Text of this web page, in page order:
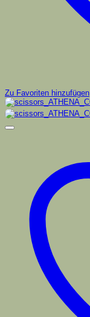
Zu Favoriten hinzufügen